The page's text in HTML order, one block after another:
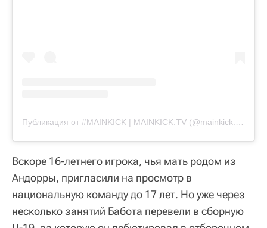
Вскоре 16-летнего игрока, чья мать родом из
Андорры, пригласили на просмотр в
национальную команду до 17 лет. Но уже через
несколько занятий Бабота перевели в сборную